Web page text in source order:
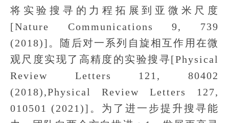
将实验搜寻的力程拓展到亚微米尺度
[Nature Communications 9, 739
(2018)]。随后对一系列自旋相互作用在微
观尺度实现了高精度的实验搜寻[Physical
Review Letters 121, 80402
(2018),Physical Review Letters 127,
010501 (2021)]。为了进一步提升搜寻能